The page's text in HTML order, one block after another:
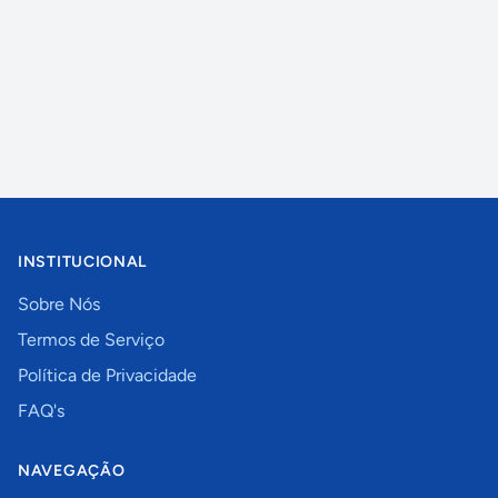
INSTITUCIONAL
Sobre Nós
Termos de Serviço
Política de Privacidade
FAQ's
NAVEGAÇÃO